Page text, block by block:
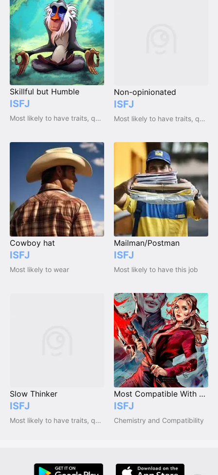
Skillful but Humble
ISFJ
Most likely to have traits, qualities and emotions
Non-opinionated
ISFJ
Most likely to have traits, qualities and emotions
Cowboy hat
ISFJ
Most likely to wear
Mailman/Postman
ISFJ
Most likely to have this job
Slow Thinker
ISFJ
Most likely to have traits, qualities and emotions
Most Compatible With SCUEN
ISFJ
Chemistry and Compatibility